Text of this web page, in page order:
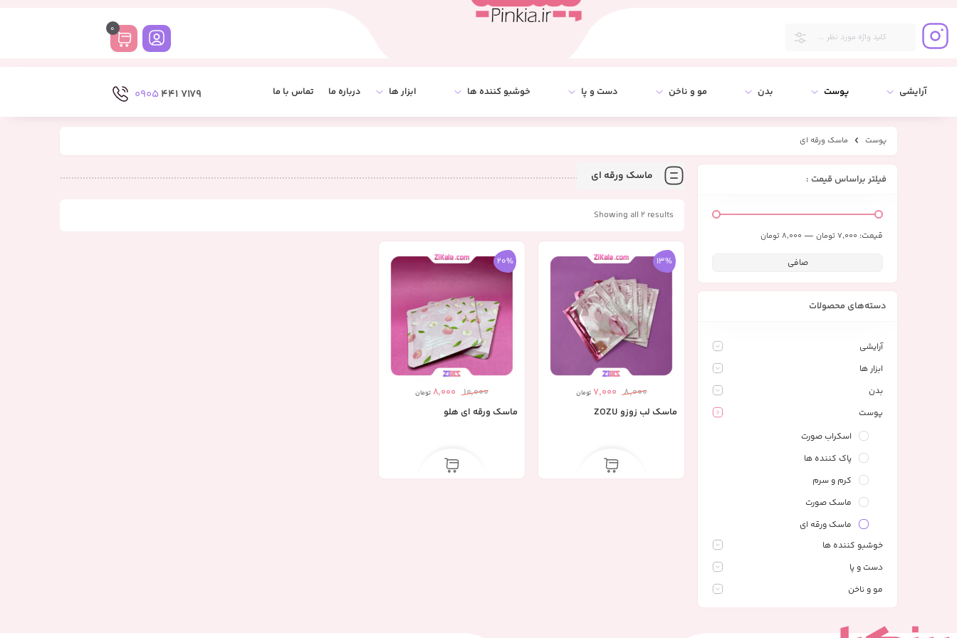
0
آرایشی پوست بدن مو و ناخن دست و پا خوشبو کننده ها ابزار ها درباره ما تماس با ما 7179 441
0905
پوست ماسک ورقه ای
ماسک ورقه ای
Showing all 2 results
13%
8,000
7,000 تومان
ماسک لب زوزو ZOZU
20%
10,000
8,000 تومان
ماسک ورقه ای هلو
فیلتر براساس قیمت :
صافی
قيمت: 7,000 تومان — 8,000 تومان
دسته‌های محصولات
آرایشی
ابزار ها
بدن
پوست
اسکراب صورت
پاک کننده ها
کرم و سرم
ماسک صورت
ماسک ورقه ای
خوشبو کننده ها
دست و پا
مو و ناخن